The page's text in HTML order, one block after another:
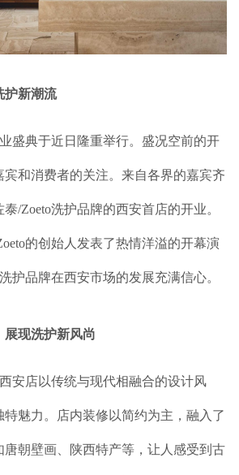
护新潮流
盛典于近日隆重举行。盛况空前的开
宾和消费者的关注。来自各界的嘉宾齐
/Zoeto洗护品牌的西安首店的开业。
的创始人发表了热情洋溢的开幕演
护品牌在西安市场的发展充满信心。
展现洗护新风尚
安店以传统与现代相融合的设计风
魅力。店内装修以简约为主，融入了
唐朝壁画、陕西特产等，让人感受到古